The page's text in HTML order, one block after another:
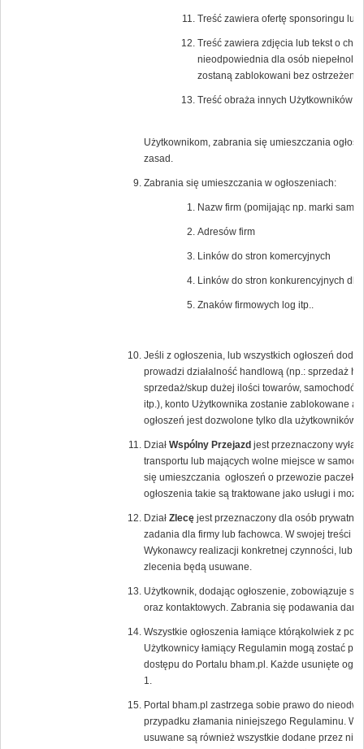
Treść zawiera ofertę sponsoringu lub
Treść zawiera zdjęcia lub tekst o
nieodpowiednia dla osób
zostaną zablokowani bez
Treść obraża innych Użytkowników
Użytkownikom, zabrania się umieszczania
zasad.
Zabrania się umieszczania w ogłoszeniach:
Nazw firm (pomijając np. marki
Adresów firm
Linków do stron komercyjnych
Linków do stron konkurencyjnych dla
Znaków firmowych log itp..
Jeśli z ogłoszenia, lub wszystkich ogłoszeń
prowadzi działalność handlową (np.: sprzedaż
sprzedaż/skup dużej ilości towarów,
itp.), konto Użytkownika zostanie zablokowane a
ogłoszeń jest dozwolone tylko dla użytkowników
Dział Wspólny Przejazd jest przeznaczony
transportu lub mających wolne miejsce w
się umieszczania ogłoszeń o przewozie paczek
ogłoszenia takie są traktowane jako usługi i
Dział Zlecęjest przeznaczony dla osób
zadania dla firmy lub fachowca. W swojej treści
Wykonawcy realizacji konkretnej czynności, lub
zlecenia będą usuwane.
Użytkownik, dodając ogłoszenie, zobowiązuje
oraz kontaktowych. Zabrania się podawania
Wszystkie ogłoszenia łamiące którąkolwiek z
Użytkownicy łamiący Regulamin mogą zostać
dostępu do Portalu bham.pl. Każde usunięte
1.
Portal bham.pl zastrzega sobie prawo do
przypadku złamania niniejszego Regulaminu.
usuwane są również wszystkie dodane przez